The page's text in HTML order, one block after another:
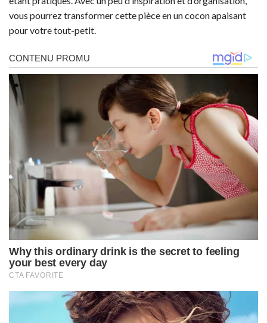
vous pourrez transformer cette pièce en un cocon apaisant
pour votre tout-petit.